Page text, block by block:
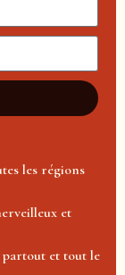
les régions
et
partout et tout le